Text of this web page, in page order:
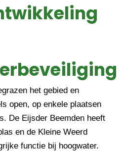
het gebied en
open, op enkele plaatsen
De Eijsder Beemden heeft
en de Kleine Weerd
functie bij hoogwater.